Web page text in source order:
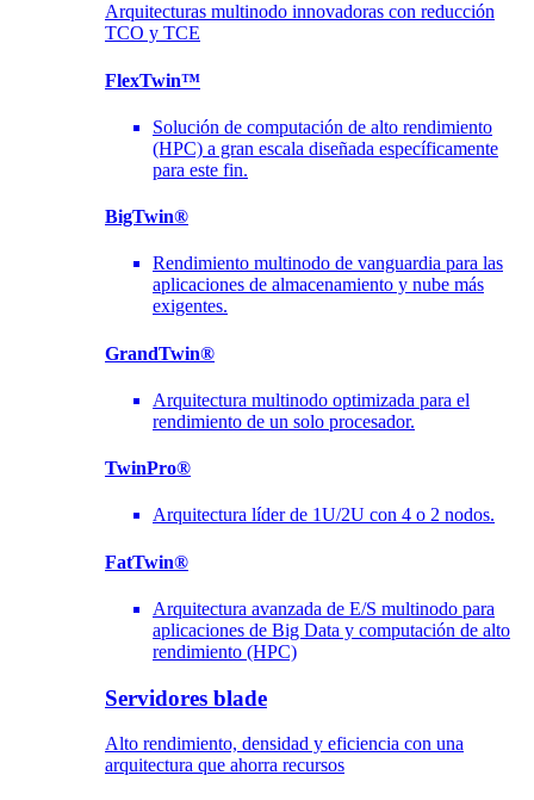
Arquitecturas multinodo innovadoras con reducción
TCO y TCE
FlexTwin™
Solución de computación de alto rendimiento
(HPC) a gran escala diseñada específicamente
para este fin.
BigTwin®
Rendimiento multinodo de vanguardia para las
aplicaciones de almacenamiento y nube más
exigentes.
GrandTwin®
Arquitectura multinodo optimizada para el
rendimiento de un solo procesador.
TwinPro®
Arquitectura líder de 1U/2U con 4 o 2 nodos.
FatTwin®
Arquitectura avanzada de E/S multinodo para
aplicaciones de Big Data y computación de alto
rendimiento (HPC)
Servidores blade
Alto rendimiento, densidad y eficiencia con una
arquitectura que ahorra recursos